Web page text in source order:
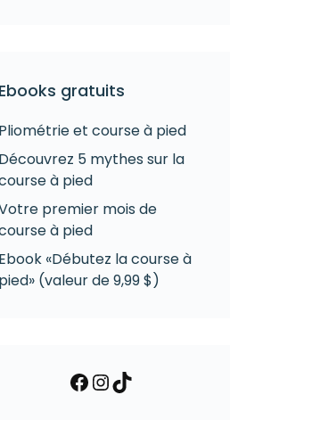
Ebooks gratuits
Pliométrie et course à pied
Découvrez 5 mythes sur la
à pied
premier mois de
à pied
Ebook «Débutez la course à
pied» (valeur de 9,99 $)
Facebook
Instagram
TikTok